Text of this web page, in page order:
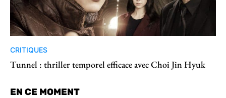
CRITIQUES
Tunnel : thriller temporel efficace avec Choi Jin Hyuk
EN CE MOMENT